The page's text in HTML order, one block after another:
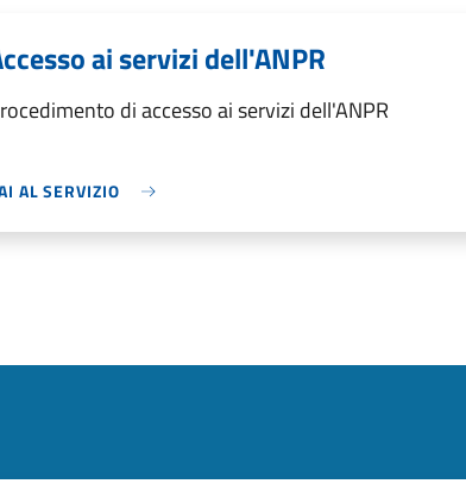
ai servizi dell'ANPR
di accesso ai servizi dell'ANPR
AL SERVIZIO